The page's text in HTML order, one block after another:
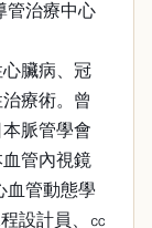
管治療中心
臟病、冠
療術。曾
脈管學會
管內視鏡
血管動態學
設計員、㏄